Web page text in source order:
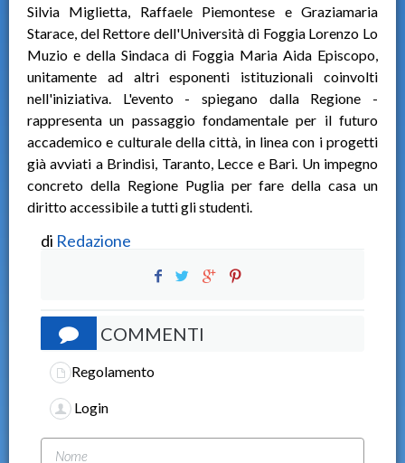
Silvia Miglietta, Raffaele Piemontese e Graziamaria
Starace, del Rettore dell'Università di Foggia Lorenzo Lo
Muzio e della Sindaca di Foggia Maria Aida Episcopo,
unitamente ad altri esponenti istituzionali coinvolti
nell'iniziativa. L'evento - spiegano dalla Regione -
rappresenta un passaggio fondamentale per il futuro
accademico e culturale della città, in linea con i progetti
già avviati a Brindisi, Taranto, Lecce e Bari. Un impegno
concreto della Regione Puglia per fare della casa un
diritto accessibile a tutti gli studenti.
di Redazione
COMMENTI
Regolamento
Login